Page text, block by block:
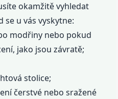
okamžitě vyhledat
u vás vyskytne:
modřiny nebo pokud
jako jsou závratě;
stolice;
čerstvé nebo sražené